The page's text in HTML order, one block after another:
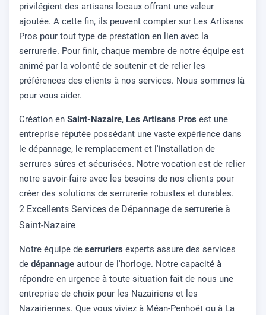
privilégient des artisans locaux offrant une valeur
ajoutée. A cette fin, ils peuvent compter sur Les Artisans
Pros pour tout type de prestation en lien avec la
serrurerie. Pour finir, chaque membre de notre équipe est
animé par la volonté de soutenir et de relier les
préférences des clients à nos services. Nous sommes là
pour vous aider.
Création en Saint-Nazaire, Les Artisans Pros est une
entreprise réputée possédant une vaste expérience dans
le dépannage, le remplacement et l'installation de
serrures sûres et sécurisées. Notre vocation est de relier
notre savoir-faire avec les besoins de nos clients pour
créer des solutions de serrurerie robustes et durables.
2 Excellents Services de Dépannage de serrurerie à
Saint-Nazaire
Notre équipe de serruriers experts assure des services
de dépannage autour de l'horloge. Notre capacité à
répondre en urgence à toute situation fait de nous une
entreprise de choix pour les Nazairiens et les
Nazairiennes. Que vous viviez à Méan-Penhoët ou à La